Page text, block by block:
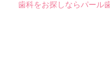
歯科をお探しならパール